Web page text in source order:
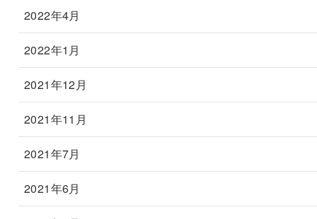
2022年4月
2022年1月
2021年12月
2021年11月
2021年7月
2021年6月